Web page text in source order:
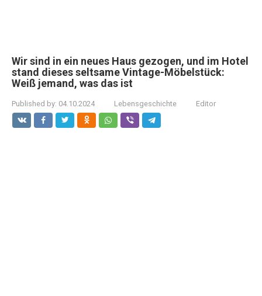
Wir sind in ein neues Haus gezogen, und im Hotel
stand dieses seltsame Vintage-Möbelstück:
Weiß jemand, was das ist
Published by: 04.10.2024 Lebensgeschichte Editor